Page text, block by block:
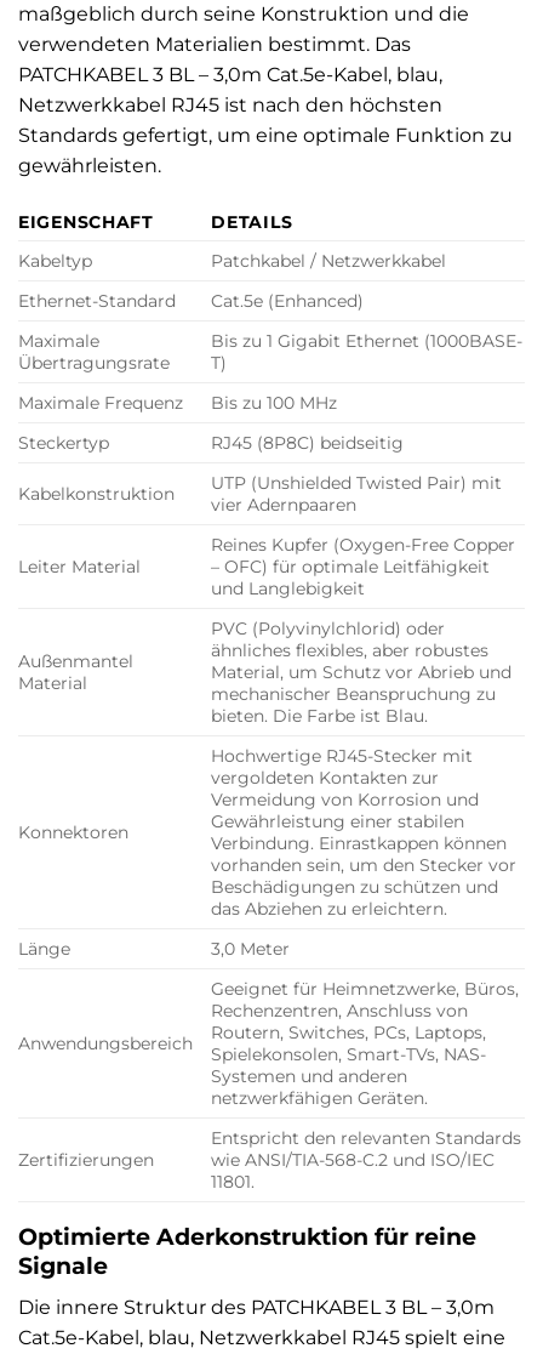
maßgeblich durch seine Konstruktion und die
verwendeten Materialien bestimmt. Das
PATCHKABEL 3 BL – 3,0m Cat.5e-Kabel, blau,
Netzwerkkabel RJ45 ist nach den höchsten
Standards gefertigt, um eine optimale Funktion zu
gewährleisten.
EIGENSCHAFT
DETAILS
Kabeltyp
Patchkabel / Netzwerkkabel
Ethernet-Standard
Cat.5e (Enhanced)
Maximale
Übertragungsrate
Bis zu 1 Gigabit Ethernet (1000BASE-
T)
Maximale Frequenz
Bis zu 100 MHz
Steckertyp
RJ45 (8P8C) beidseitig
Kabelkonstruktion
UTP (Unshielded Twisted Pair) mit
vier Adernpaaren
Leiter Material
Reines Kupfer (Oxygen-Free Copper
– OFC) für optimale Leitfähigkeit
und Langlebigkeit
Außenmantel
Material
PVC (Polyvinylchlorid) oder
ähnliches flexibles, aber robustes
Material, um Schutz vor Abrieb und
mechanischer Beanspruchung zu
bieten. Die Farbe ist Blau.
Konnektoren
Hochwertige RJ45-Stecker mit
vergoldeten Kontakten zur
Vermeidung von Korrosion und
Gewährleistung einer stabilen
Verbindung. Einrastkappen können
vorhanden sein, um den Stecker vor
Beschädigungen zu schützen und
das Abziehen zu erleichtern.
Länge
3,0 Meter
Anwendungsbereich
Geeignet für Heimnetzwerke, Büros,
Rechenzentren, Anschluss von
Routern, Switches, PCs, Laptops,
Spielekonsolen, Smart-TVs, NAS-
Systemen und anderen
netzwerkfähigen Geräten.
Zertifizierungen
Entspricht den relevanten Standards
wie ANSI/TIA-568-C.2 und ISO/IEC
11801.
Optimierte Aderkonstruktion für reine
Signale
Die innere Struktur des PATCHKABEL 3 BL – 3,0m
Cat.5e-Kabel, blau, Netzwerkkabel RJ45 spielt eine